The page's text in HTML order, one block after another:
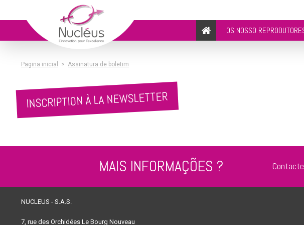
OS NOSSO
Pagina inicial > Assinatura de boletim
INSCRIPTION À LA NEWSLETTER
MAIS INFORMAÇÕES ?
NUCLEUS - S.A.S.
7, rue des Orchidées Le Bourg Nouveau